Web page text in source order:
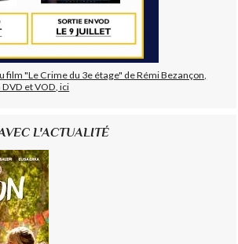
film "Le Crime du 3e étage" de Rémi Bezançon,
et VOD, ici
L'ACTUALITÉ